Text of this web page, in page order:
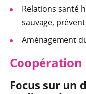
Relations santé
sauvage,
Aménagement
Focus sur un